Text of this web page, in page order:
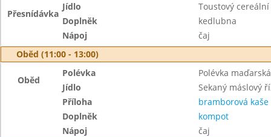
Přesnídávka
Jídlo
Toustový
Doplněk
kedlubna
Nápoj
čaj
Oběd (11:00 - 13:00)
Oběd
Polévka
Polévka
Jídlo
Sekaný máslový
Příloha
bramborová kaše
Doplněk
kompot
Nápoj
čaj